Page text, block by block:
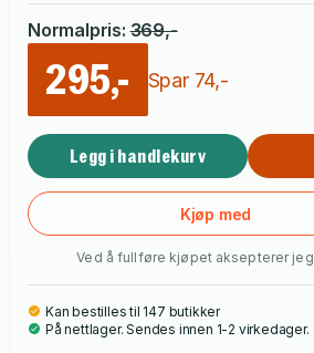
Normalpris: 369,-
295,- Spar 74,-
Legg i handlekurv
Kjøp med
Ved å fullføre kjøpet aksepterer jeg
Kan bestilles til 147 butikker
På nettlager. Sendes innen 1-2 virkedager.